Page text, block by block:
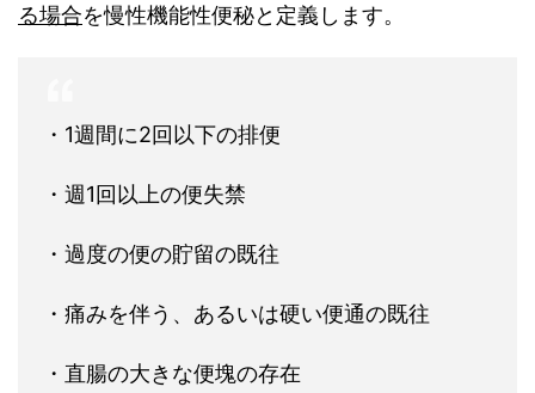
る場合を慢性機能性便秘と定義します。
・1週間に2回以下の排便
・週1回以上の便失禁
・過度の便の貯留の既往
・痛みを伴う、あるいは硬い便通の既往
・直腸の大きな便塊の存在